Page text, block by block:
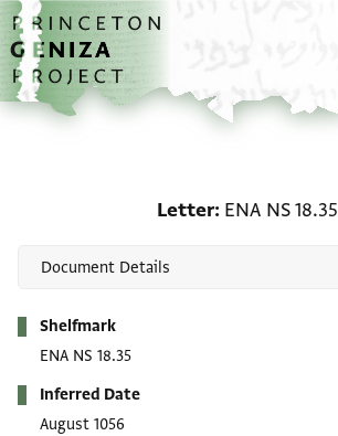
Skip to main content
home
Letter ENA NS 18.35
Shelfmark
ENA NS 18.35
Inferred Date
August 1056